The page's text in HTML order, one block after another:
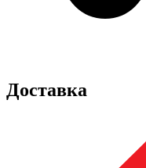
Доставка